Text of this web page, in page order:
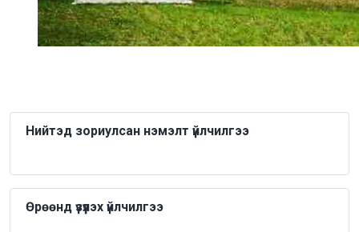
Нийтэд зориулсан нэмэлт үйлчилгээ
Өрөөнд үзүүлэх үйлчилгээ